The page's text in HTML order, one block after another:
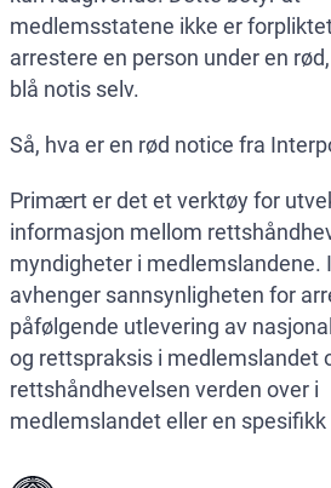
medlemsstatene ikke er
arrestere en person under en
blå notis selv.
Så, hva er en rød notice fra
Primært er det et verktøy for
informasjon mellom
myndigheter i medlemslandene.
avhenger sannsynligheten for
påfølgende utlevering av
og rettspraksis i medlemslandet
rettshåndhevelsen verden over i
medlemslandet eller en spesifikk